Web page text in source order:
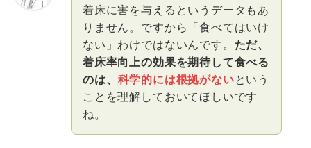
着床に害を与えるというデータもあ
りません。ですから「食べてはいけ
ない」わけではないんです。 ただ、
着床率向上の効果を期待して食べる
のは、 科学的には根拠がないという
ことを理解しておいてほしいです
ね。